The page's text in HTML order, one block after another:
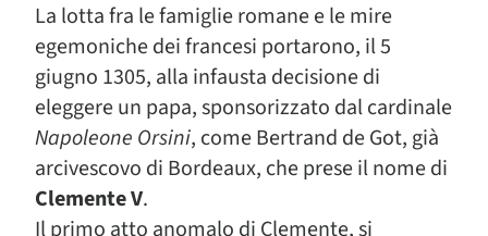
La lotta fra le famiglie romane e le mire
egemoniche dei francesi portarono, il 5
giugno 1305, alla infausta decisione di
eleggere un papa, sponsorizzato dal cardinale
Napoleone Orsini, come Bertrand de Got, già
arcivescovo di Bordeaux, che prese il nome di
Clemente V.
Il primo atto anomalo di Clemente, si